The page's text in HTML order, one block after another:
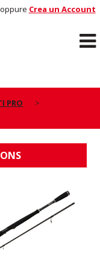
oppure Crea un Account
PRO